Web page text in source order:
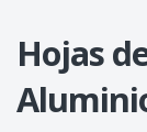
Hojas